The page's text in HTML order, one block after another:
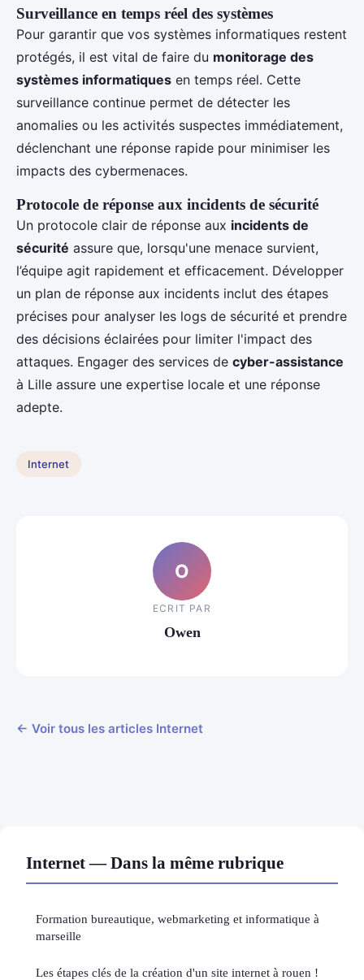
Surveillance en temps réel des systèmes
Pour garantir que vos systèmes informatiques restent
protégés, il est vital de faire du monitorage des
systèmes informatiques en temps réel. Cette
surveillance continue permet de détecter les
anomalies ou les activités suspectes immédiatement,
déclenchant une réponse rapide pour minimiser les
impacts des cybermenaces.
Protocole de réponse aux incidents de sécurité
Un protocole clair de réponse aux incidents de
sécurité assure que, lorsqu'une menace survient,
l’équipe agit rapidement et efficacement. Développer
un plan de réponse aux incidents inclut des étapes
précises pour analyser les logs de sécurité et prendre
des décisions éclairées pour limiter l'impact des
attaques. Engager des services de cyber-assistance
à Lille assure une expertise locale et une réponse
adepte.
Internet
O
ECRIT PAR
Owen
← Voir tous les articles Internet
Internet — Dans la même rubrique
Formation bureautique, webmarketing et informatique à
marseille
Les étapes clés de la création d'un site internet à rouen !